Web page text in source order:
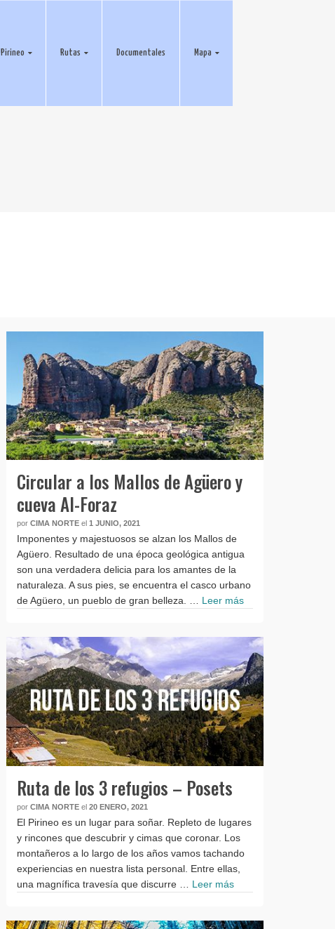
Pirineo Rutas Documentales Mapa
Circular a los Mallos de Agüero y
cueva Al-Foraz
porCIMA NORTE el1 JUNIO, 2021
Imponentes y majestuosos se alzan los Mallos de
Agüero. Resultado de una época geológica antigua
son una verdadera delicia para los amantes de la
naturaleza. A sus pies, se encuentra el casco urbano
de Agüero, un pueblo de gran belleza. … Leer más
Ruta de los 3 refugios – Posets
porCIMA NORTE el20 ENERO, 2021
El Pirineo es un lugar para soñar. Repleto de lugares
y rincones que descubrir y cimas que coronar. Los
montañeros a lo largo de los años vamos tachando
experiencias en nuestra lista personal. Entre ellas,
una magnífica travesía que discurre … Leer más